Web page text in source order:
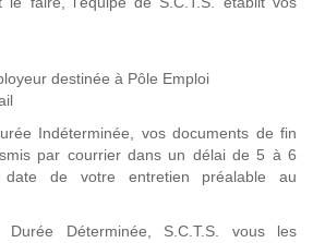
destinée à Pôle Emploi
Indéterminée, vos documents de fin
par courrier dans un délai de 5 à 6
date de votre entretien préalable au
Déterminée, S.C.T.S. vous les